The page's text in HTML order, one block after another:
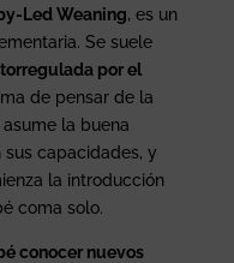
Led Weaning, es un
Se suele
por el
de pensar de la
la buena
capacidades, y
la introducción
coma solo.
conocer nuevos